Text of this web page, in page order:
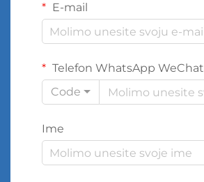
E-mail
Telefon WhatsApp WeChat
Code
Ime